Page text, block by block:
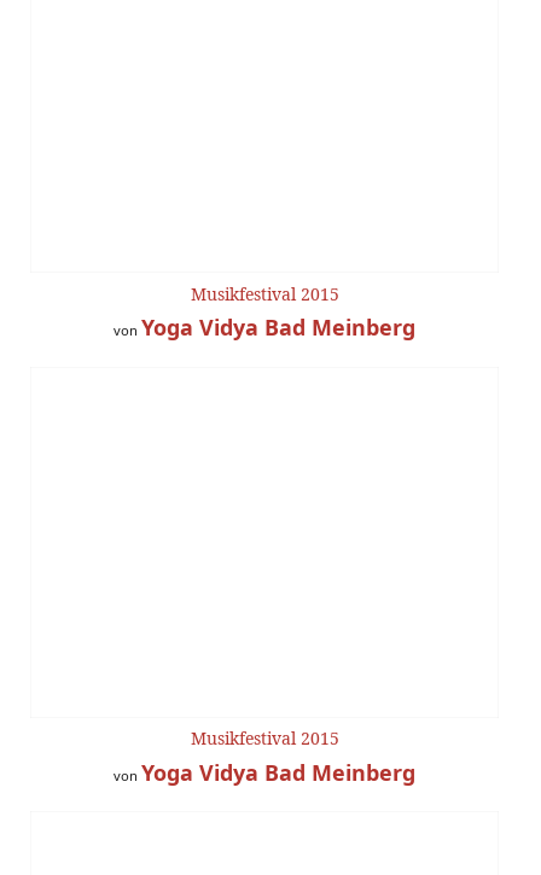
Musikfestival 2015
von Yoga Vidya Bad Meinberg
Musikfestival 2015
von Yoga Vidya Bad Meinberg